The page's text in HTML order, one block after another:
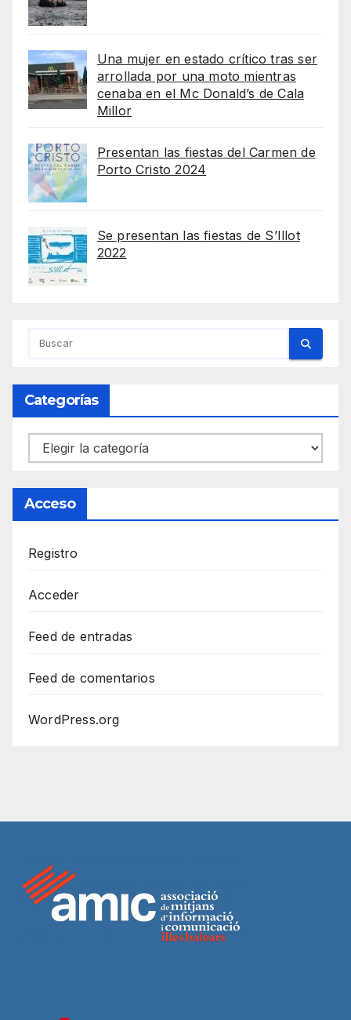
Una mujer en estado crítico tras ser
arrollada por una moto mientras
cenaba en el Mc Donald’s de Cala
Millor
Presentan las fiestas del Carmen de
Porto Cristo 2024
Se presentan las fiestas de S’Illot
2022
Categorías
Categorías
Acceso
Registro
Acceder
Feed de entradas
Feed de comentarios
WordPress.org